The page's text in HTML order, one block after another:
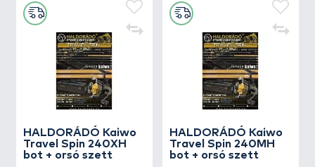
HALDORÁDÓ Kaiwo
Travel Spin 240XH
bot + orsó szett
HALDORÁDÓ Kaiwo
Travel Spin 240MH
bot + orsó szett